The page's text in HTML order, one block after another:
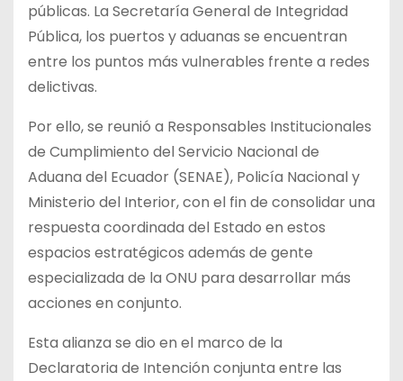
públicas. La Secretaría General de Integridad
Pública, los puertos y aduanas se encuentran
entre los puntos más vulnerables frente a redes
delictivas.
Por ello, se reunió a Responsables Institucionales
de Cumplimiento del Servicio Nacional de
Aduana del Ecuador (SENAE), Policía Nacional y
Ministerio del Interior, con el fin de consolidar una
respuesta coordinada del Estado en estos
espacios estratégicos además de gente
especializada de la ONU para desarrollar más
acciones en conjunto.
Esta alianza se dio en el marco de la
Declaratoria de Intención conjunta entre las